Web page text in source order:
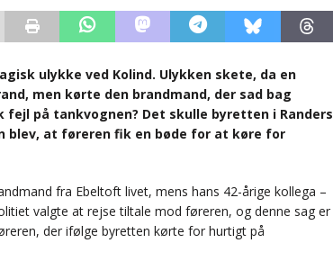
ulykke ved Kolind. Ulykken skete, da en
men kørte den brandmand, der sad bag
på tankvognen? Det skulle byretten i Randers
blev, at føreren fik en bøde for at køre for
fra Ebeltoft livet, mens hans 42-årige kollega –
valgte at rejse tiltale mod føreren, og denne sag er
der ifølge byretten kørte for hurtigt på